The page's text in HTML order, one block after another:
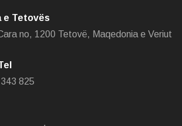
e Tetovës
no, 1200 Tetovë, Maqedonia e Veriut
825